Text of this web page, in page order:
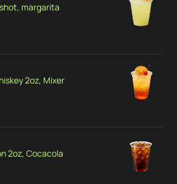
margarita
2oz, Mixer
2oz, Cocacola